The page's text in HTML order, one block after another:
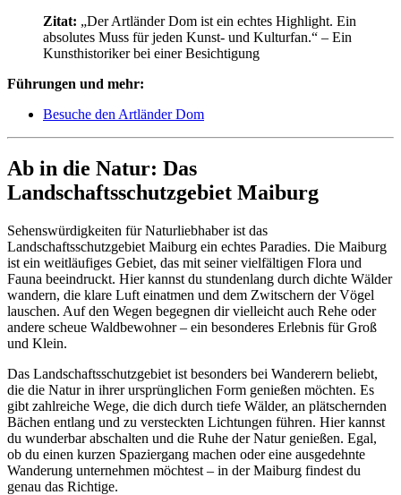
Zitat: „Der Artländer Dom ist ein echtes Highlight. Ein
absolutes Muss für jeden Kunst- und Kulturfan.“ – Ein
Kunsthistoriker bei einer Besichtigung
Führungen und mehr:
Besuche den Artländer Dom
Ab in die Natur: Das
Landschaftsschutzgebiet Maiburg
Sehenswürdigkeiten für Naturliebhaber ist das
Landschaftsschutzgebiet Maiburg ein echtes Paradies. Die Maiburg
ist ein weitläufiges Gebiet, das mit seiner vielfältigen Flora und
Fauna beeindruckt. Hier kannst du stundenlang durch dichte Wälder
wandern, die klare Luft einatmen und dem Zwitschern der Vögel
lauschen. Auf den Wegen begegnen dir vielleicht auch Rehe oder
andere scheue Waldbewohner – ein besonderes Erlebnis für Groß
und Klein.
Das Landschaftsschutzgebiet ist besonders bei Wanderern beliebt,
die die Natur in ihrer ursprünglichen Form genießen möchten. Es
gibt zahlreiche Wege, die dich durch tiefe Wälder, an plätschernden
Bächen entlang und zu versteckten Lichtungen führen. Hier kannst
du wunderbar abschalten und die Ruhe der Natur genießen. Egal,
ob du einen kurzen Spaziergang machen oder eine ausgedehnte
Wanderung unternehmen möchtest – in der Maiburg findest du
genau das Richtige.